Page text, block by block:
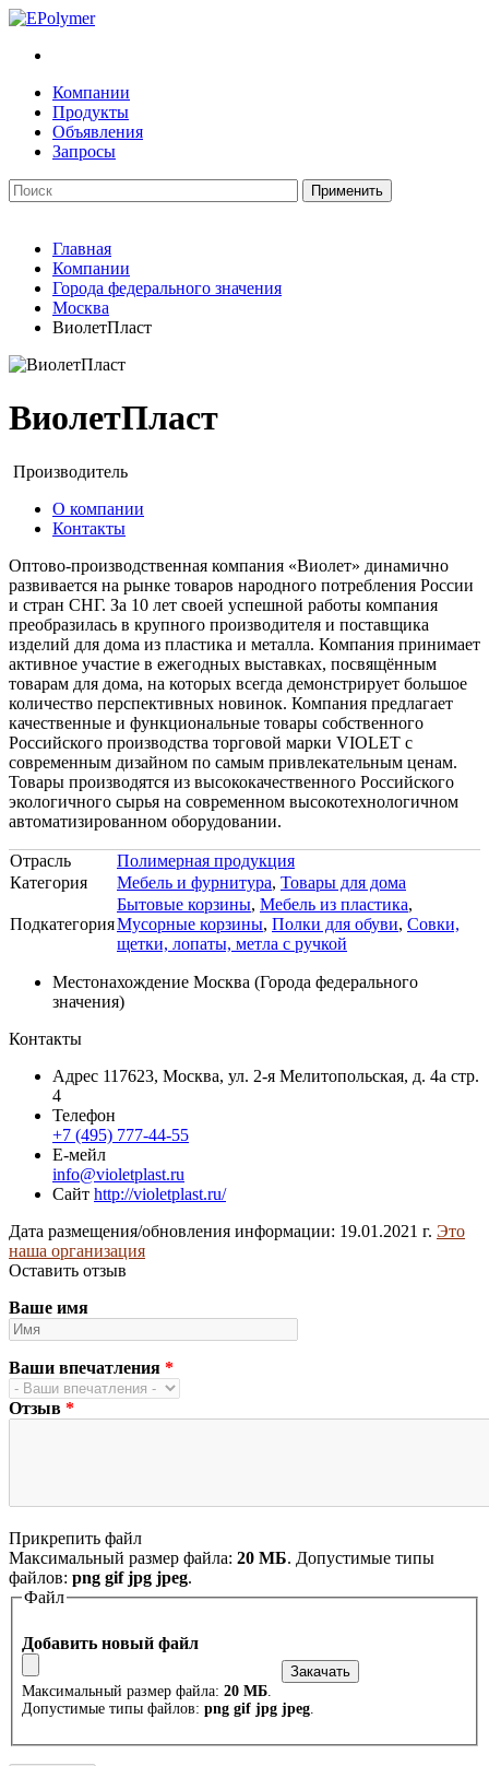
Компании
Продукты
Объявления
Запросы
Главная
Компании
Города федерального значения
Москва
ВиолетПласт
ВиолетПласт
Производитель
О компании
Контакты
Оптово-производственная компания «Виолет» динамично
развивается на рынке товаров народного потребления России
и стран СНГ. За 10 лет своей успешной работы компания
преобразилась в крупного производителя и поставщика
изделий для дома из пластика и металла. Компания принимает
активное участие в ежегодных выставках, посвящённым
товарам для дома, на которых всегда демонстрирует большое
количество перспективных новинок. Компания предлагает
качественные и функциональные товары собственного
Российского производства торговой марки VIOLET с
современным дизайном по самым привлекательным ценам.
Товары производятся из высококачественного Российского
экологичного сырья на современном высокотехнологичном
автоматизированном оборудовании.
Отрасль
Полимерная продукция
Категория
Мебель и фурнитура, Товары для дома
Подкатегория
Бытовые корзины, Мебель из пластика,
Мусорные корзины, Полки для обуви, Совки,
щетки, лопаты, метла с ручкой
Местонахождение Москва (Города федерального
значения)
Контакты
Адрес 117623, Москва, ул. 2-я Мелитопольская, д. 4а стр.
4
Телефон
+7 (495) 777-44-55
Е-мейл
info@violetplast.ru
Сайт http://violetplast.ru/
Дата размещения/обновления информации: 19.01.2021 г. Это
наша организация
Оставить отзыв
Ваше имя
Ваши впечатления *
Отзыв *
Прикрепить файл
Максимальный размер файла: 20 МБ. Допустимые типы
файлов: png gif jpg jpeg.
Файл
Добавить новый файл
Максимальный размер файла: 20 МБ
Допустимые типы файлов: png gif jpg jpeg